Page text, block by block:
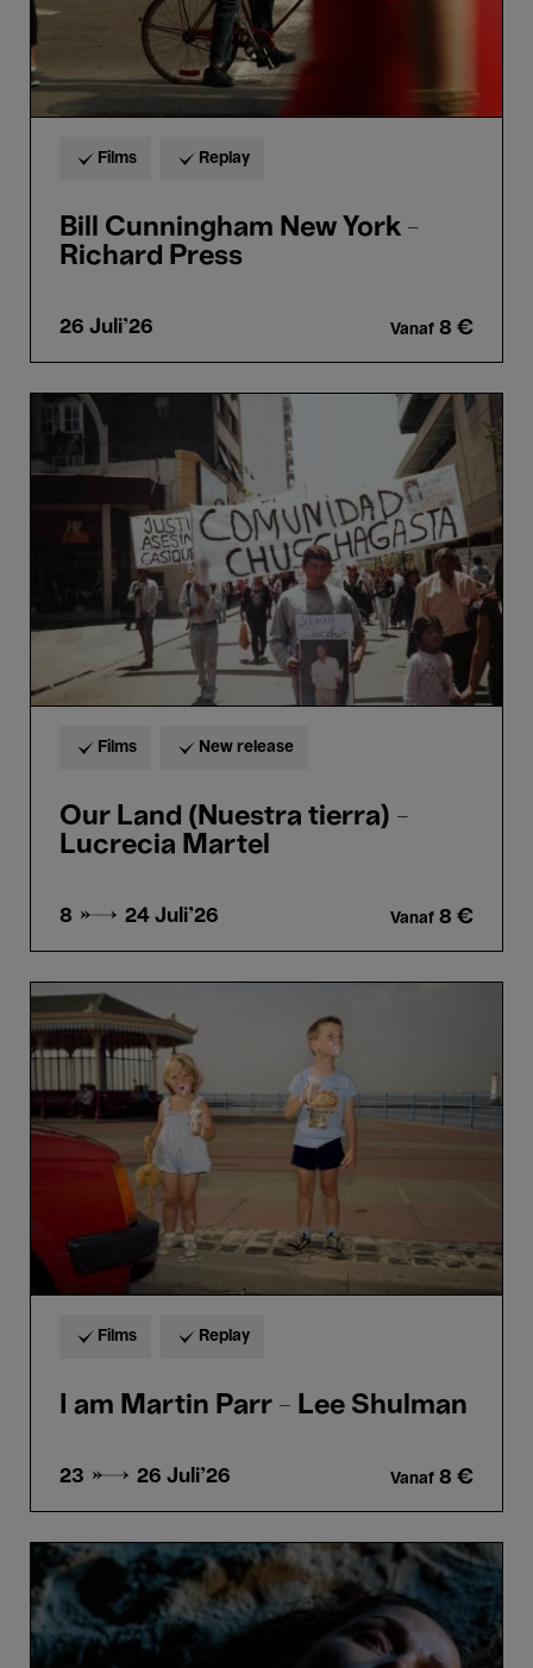
Films Replay
Bill Cunningham New York -
Richard Press
26 Juli'26 Vanaf 8 €
Our
tierra)
Martel
Films New release
Our Land (Nuestra tierra) -
Lucrecia Martel
8 → 24 Juli'26 Vanaf 8 €
I
am
Martin
Parr
Shulman
Films Replay
I am Martin Parr - Lee Shulman
23 → 26 Juli'26 Vanaf 8 €
had
Legs
I'd